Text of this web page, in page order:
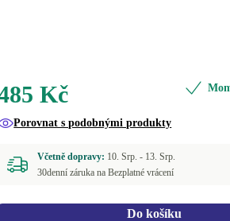
Kč
Porovnat s podobnými produkty
Včetně dopravy: 10. Srp. - 13. Srp.
30denní záruka na Bezplatné vrácení
Do košíku